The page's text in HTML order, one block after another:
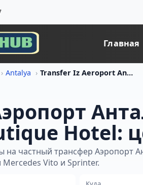
Главная
Antalya Transfer Iz Aeroport Antali V En Vie Beach Boutique Hotel Tsena
Hotel:
частный трансфер Аэропорт
Vito и Sprinter.